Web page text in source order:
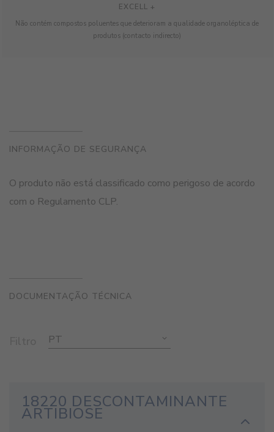
EXCELL +
Não contém compostos poluentes que deterioram a qualidade organoléptica de
produtos (contacto indirecto)
INFORMAÇÃO DE SEGURANÇA
O produto não está classificado como perigoso de acordo
com o Regulamento CLP.
DOCUMENTAÇÃO TÉCNICA
PT
18220 DESCONTAMINANTE
ARTIBIOSE